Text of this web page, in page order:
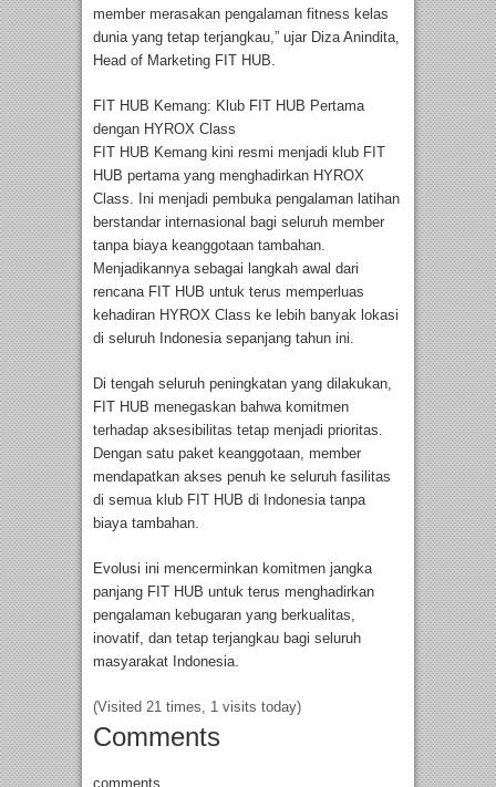
member merasakan pengalaman fitness kelas
dunia yang tetap terjangkau,” ujar Diza Anindita,
Head of Marketing FIT HUB.
FIT HUB Kemang: Klub FIT HUB Pertama
dengan HYROX Class
FIT HUB Kemang kini resmi menjadi klub FIT
HUB pertama yang menghadirkan HYROX
Class. Ini menjadi pembuka pengalaman latihan
berstandar internasional bagi seluruh member
tanpa biaya keanggotaan tambahan.
Menjadikannya sebagai langkah awal dari
rencana FIT HUB untuk terus memperluas
kehadiran HYROX Class ke lebih banyak lokasi
di seluruh Indonesia sepanjang tahun ini.
Di tengah seluruh peningkatan yang dilakukan,
FIT HUB menegaskan bahwa komitmen
terhadap aksesibilitas tetap menjadi prioritas.
Dengan satu paket keanggotaan, member
mendapatkan akses penuh ke seluruh fasilitas
di semua klub FIT HUB di Indonesia tanpa
biaya tambahan.
Evolusi ini mencerminkan komitmen jangka
panjang FIT HUB untuk terus menghadirkan
pengalaman kebugaran yang berkualitas,
inovatif, dan tetap terjangkau bagi seluruh
masyarakat Indonesia.
(Visited 21 times, 1 visits today)
Comments
comments